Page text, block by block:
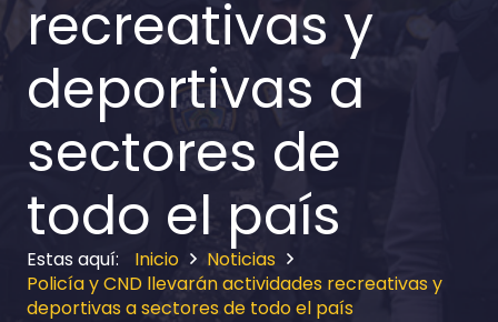
recreativas y
deportivas a
sectores de
todo el país
Inicio
Noticias
Policía y CND llevarán actividades recreativas y
deportivas a sectores de todo el país